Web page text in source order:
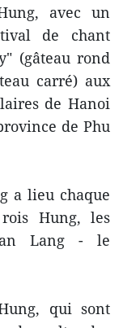
avec un
de chant
(gâteau rond
carré) aux
de Hanoi
de Phu
a lieu chaque
Hung, les
Lang - le
qui sont